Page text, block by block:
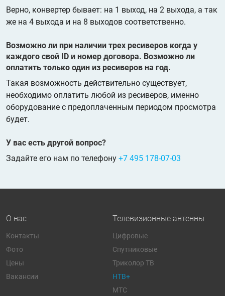
Верно, конвертер бывает: на 1 выход, на 2 выхода, а так
же на 4 выхода и на 8 выходов соответственно.
Возможно ли при наличии трех ресиверов когда у
каждого свой ID и номер договора. Возможно ли
оплатить только один из ресиверов на год.
Такая возможность действительно существует,
необходимо оплатить любой из ресиверов, именно
оборудование с предоплаченным периодом просмотра
будет.
У вас есть другой вопрос?
Задайте его нам по телефону +7 495 178-07-03
О нас
Контакты
Фото
Цены
Вакансии
Телевизионные антенны
Цифровые
Спутниковые
Триколор ТВ
НТВ+
МТС